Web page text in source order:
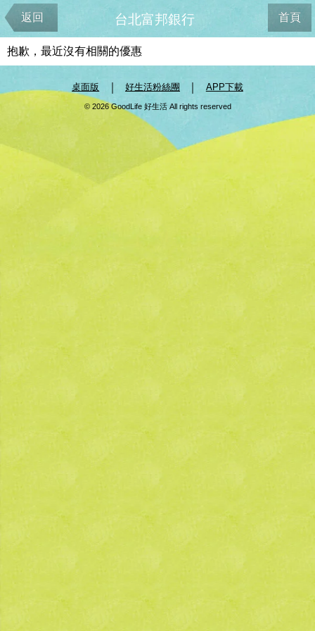
返回 首頁
台北富邦銀行
抱歉，最近沒有相關的優惠
桌面版 好生活粉絲團 APP下載
© 2026 GoodLife 好生活 All rights reserved